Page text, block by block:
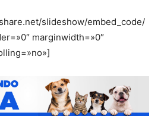
slideshow/embed_code/
marginwidth=»0″